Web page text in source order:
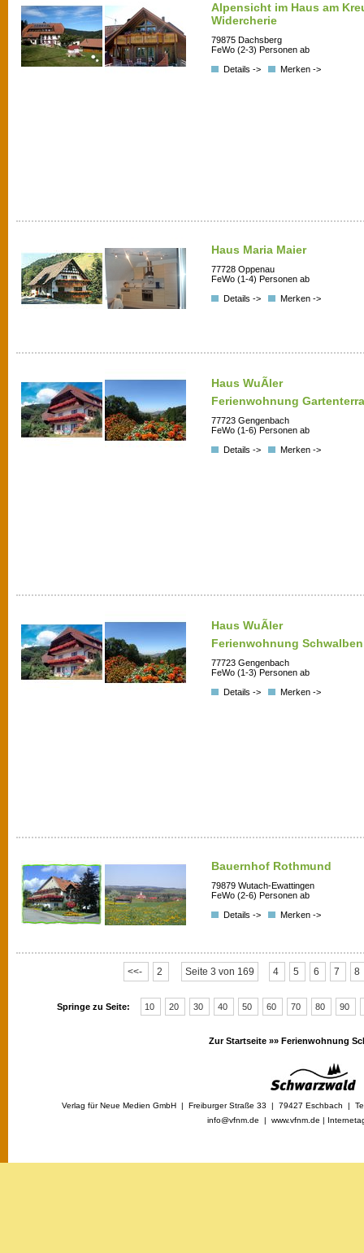
Alpensicht im Haus am
Widercherie
79875 Dachsberg
FeWo (2-3) Personen ab
Details ->
Merken ->
Haus Maria Maier
77728 Oppenau
FeWo (1-4) Personen ab
Details ->
Merken ->
Haus WuÃler
Ferienwohnung
77723 Gengenbach
FeWo (1-6) Personen ab
Details ->
Merken ->
Haus WuÃler
Ferienwohnung
77723 Gengenbach
FeWo (1-3) Personen ab
Details ->
Merken ->
Bauernhof Rothmund
79879 Wutach-Ewattingen
FeWo (2-6) Personen ab
Details ->
Merken ->
<<- 2 Seite 3 von 169 4 5 6 7 8
Springe zu Seite: 10 20 30 40 50 60 70 80 90
Zur Startseite »» Ferienwohnung
Verlag für Neue Medien GmbH | Freiburger Straße 33 | 79427 Eschbach |
info@vfnm.de | www.vfnm.de |